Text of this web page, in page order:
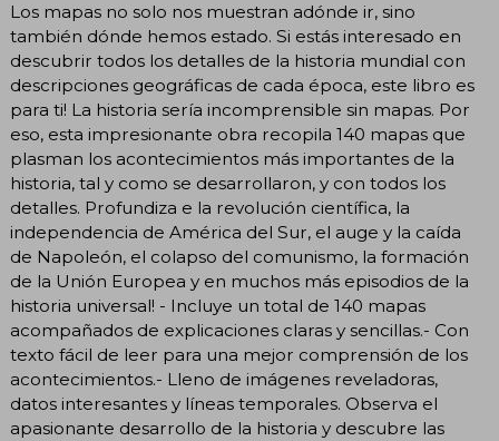
Los mapas no solo nos muestran adónde ir, sino
también dónde hemos estado. Si estás interesado en
descubrir todos los detalles de la historia mundial con
descripciones geográficas de cada época, este libro es
para ti! La historia sería incomprensible sin mapas. Por
eso, esta impresionante obra recopila 140 mapas que
plasman los acontecimientos más importantes de la
historia, tal y como se desarrollaron, y con todos los
detalles. Profundiza e la revolución científica, la
independencia de América del Sur, el auge y la caída
de Napoleón, el colapso del comunismo, la formación
de la Unión Europea y en muchos más episodios de la
historia universal! - Incluye un total de 140 mapas
acompañados de explicaciones claras y sencillas.- Con
texto fácil de leer para una mejor comprensión de los
acontecimientos.- Lleno de imágenes reveladoras,
datos interesantes y líneas temporales. Observa el
apasionante desarrollo de la historia y descubre las